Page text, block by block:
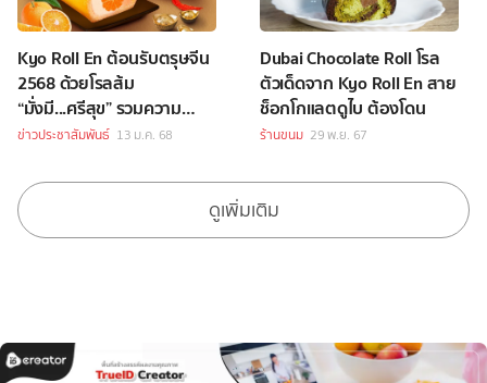
Kyo Roll En ต้อนรับตรุษจีน
2568 ด้วยโรลส้ม
“มั่งมี...ศรีสุข” รวมความ
อร่อยสดชื่นจากส้ม 3 สาย
หรู
ข่าวประชาสัมพันธ์ 13 ม.ค. 68
Dubai Chocolate Roll โรล
ตัวเด็ดจาก Kyo Roll En สาย
ช็อกโกแลตดูไบ ต้องโดน
ร้านขนม 29 พ.ย. 67
ดูเพิ่มเติม